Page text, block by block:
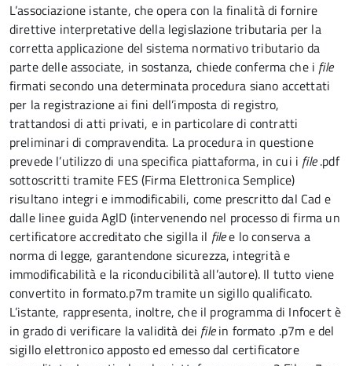
L’associazione istante, che opera con la finalità di fornire
direttive interpretative della legislazione tributaria per la
corretta applicazione del sistema normativo tributario da
parte delle associate, in sostanza, chiede conferma che i file
firmati secondo una determinata procedura siano accettati
per la registrazione ai fini dell’imposta di registro,
trattandosi di atti privati, e in particolare di contratti
preliminari di compravendita. La procedura in questione
prevede l’utilizzo di una specifica piattaforma, in cui i file.pdf
sottoscritti tramite FES (Firma Elettronica Semplice)
risultano integri e immodificabili, come prescritto dal Cad e
dalle linee guida AglD (intervenendo nel processo di firma un
certificatore accreditato che sigilla il filee lo conserva a
norma di legge, garantendone sicurezza, integrità e
immodificabilità e la riconducibilità all’autore). Il tutto viene
convertito in formato.p7m tramite un sigillo qualificato.
L’istante, rappresenta, inoltre, che il programma di Infocert è
in grado di verificare la validità dei filein formato .p7m e del
sigillo elettronico apposto ed emesso dal certificatore